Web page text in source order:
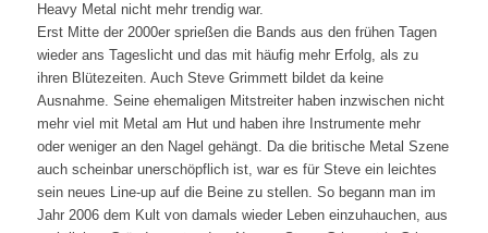
Heavy Metal nicht mehr trendig war.
Erst Mitte der 2000er sprießen die Bands aus den frühen Tagen
wieder ans Tageslicht und das mit häufig mehr Erfolg, als zu
ihren Blütezeiten. Auch Steve Grimmett bildet da keine
Ausnahme. Seine ehemaligen Mitstreiter haben inzwischen nicht
mehr viel mit Metal am Hut und haben ihre Instrumente mehr
oder weniger an den Nagel gehängt. Da die britische Metal Szene
auch scheinbar unerschöpflich ist, war es für Steve ein leichtes
sein neues Line-up auf die Beine zu stellen. So begann man im
Jahr 2006 dem Kult von damals wieder Leben einzuhauchen, aus